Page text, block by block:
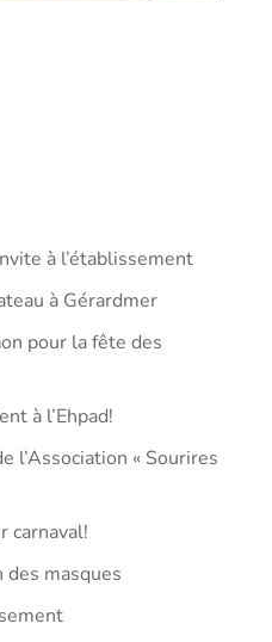
à l’établissement
à Gérardmer
pour la fête des
à l’Ehpad!
l’Association « Sourires
carnaval!
des masques